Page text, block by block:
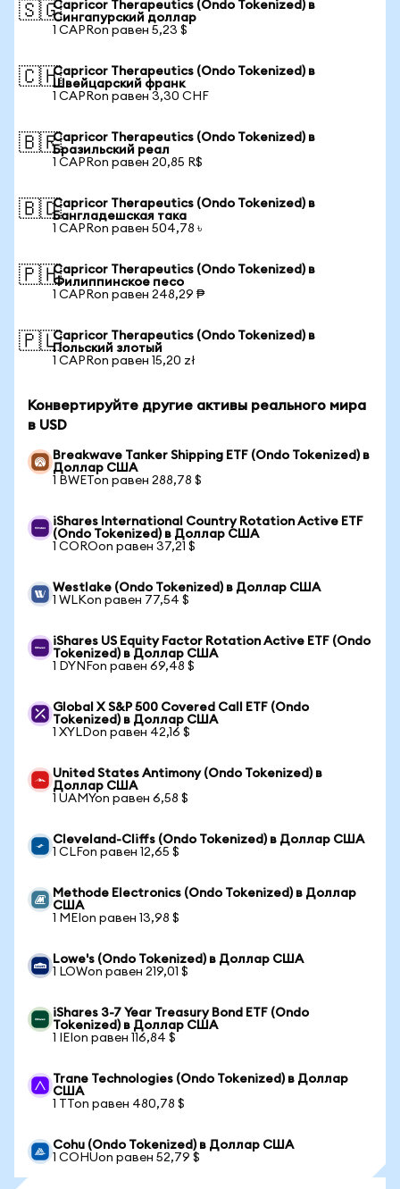
🇸🇬Capricor Therapeutics (Ondo Tokenized) в
Сингапурский доллар
1 CAPRon равен 5,23 $
🇨🇭Capricor Therapeutics (Ondo Tokenized) в
Швейцарский франк
1 CAPRon равен 3,30 CHF
🇧🇷Capricor Therapeutics (Ondo Tokenized) в
Бразильский реал
1 CAPRon равен 20,85 R$
🇧🇩Capricor Therapeutics (Ondo Tokenized) в
Бангладешская така
1 CAPRon равен 504,78 ৳
🇵🇭Capricor Therapeutics (Ondo Tokenized) в
Филиппинское песо
1 CAPRon равен 248,29 ₱
🇵🇱Capricor Therapeutics (Ondo Tokenized) в
Польский злотый
1 CAPRon равен 15,20 zł
Конвертируйте другие активы реального мира
в USD
Breakwave Tanker Shipping ETF (Ondo Tokenized) в
Доллар США
1 BWETon равен 288,78 $
iShares International Country Rotation Active ETF
(Ondo Tokenized) в Доллар США
1 COROon равен 37,21 $
Westlake (Ondo Tokenized) в Доллар США
1 WLKon равен 77,54 $
iShares US Equity Factor Rotation Active ETF (Ondo
Tokenized) в Доллар США
1 DYNFon равен 69,48 $
Global X S&P 500 Covered Call ETF (Ondo
Tokenized) в Доллар США
1 XYLDon равен 42,16 $
United States Antimony (Ondo Tokenized) в
Доллар США
1 UAMYon равен 6,58 $
Cleveland-Cliffs (Ondo Tokenized) в Доллар США
1 CLFon равен 12,65 $
Methode Electronics (Ondo Tokenized) в Доллар
США
1 MEIon равен 13,98 $
Lowe's (Ondo Tokenized) в Доллар США
1 LOWon равен 219,01 $
iShares 3-7 Year Treasury Bond ETF (Ondo
Tokenized) в Доллар США
1 IEIon равен 116,84 $
Trane Technologies (Ondo Tokenized) в Доллар
США
1 TTon равен 480,78 $
Cohu (Ondo Tokenized) в Доллар США
1 COHUon равен 52,79 $